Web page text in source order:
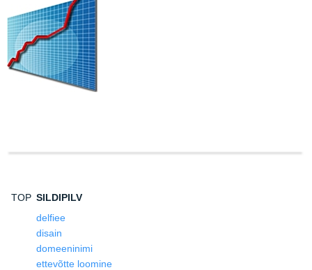
TOP SILDIPILV
delfiee
disain
domeeninimi
ettevõtte loomine